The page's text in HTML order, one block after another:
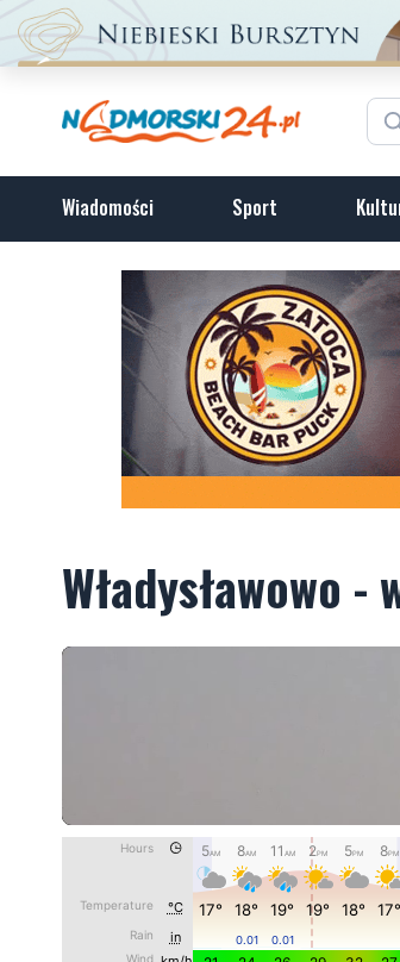
Wiadomości Sport
Władysławowo